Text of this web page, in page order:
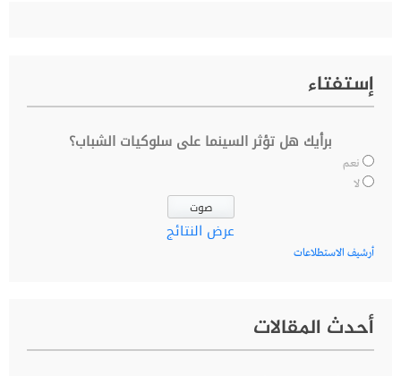
إستفتاء
برأيك هل تؤثر السينما على سلوكيات الشباب؟
نعم
لا
عرض النتائج
أرشيف الاستطلاعات
أحدث المقالات